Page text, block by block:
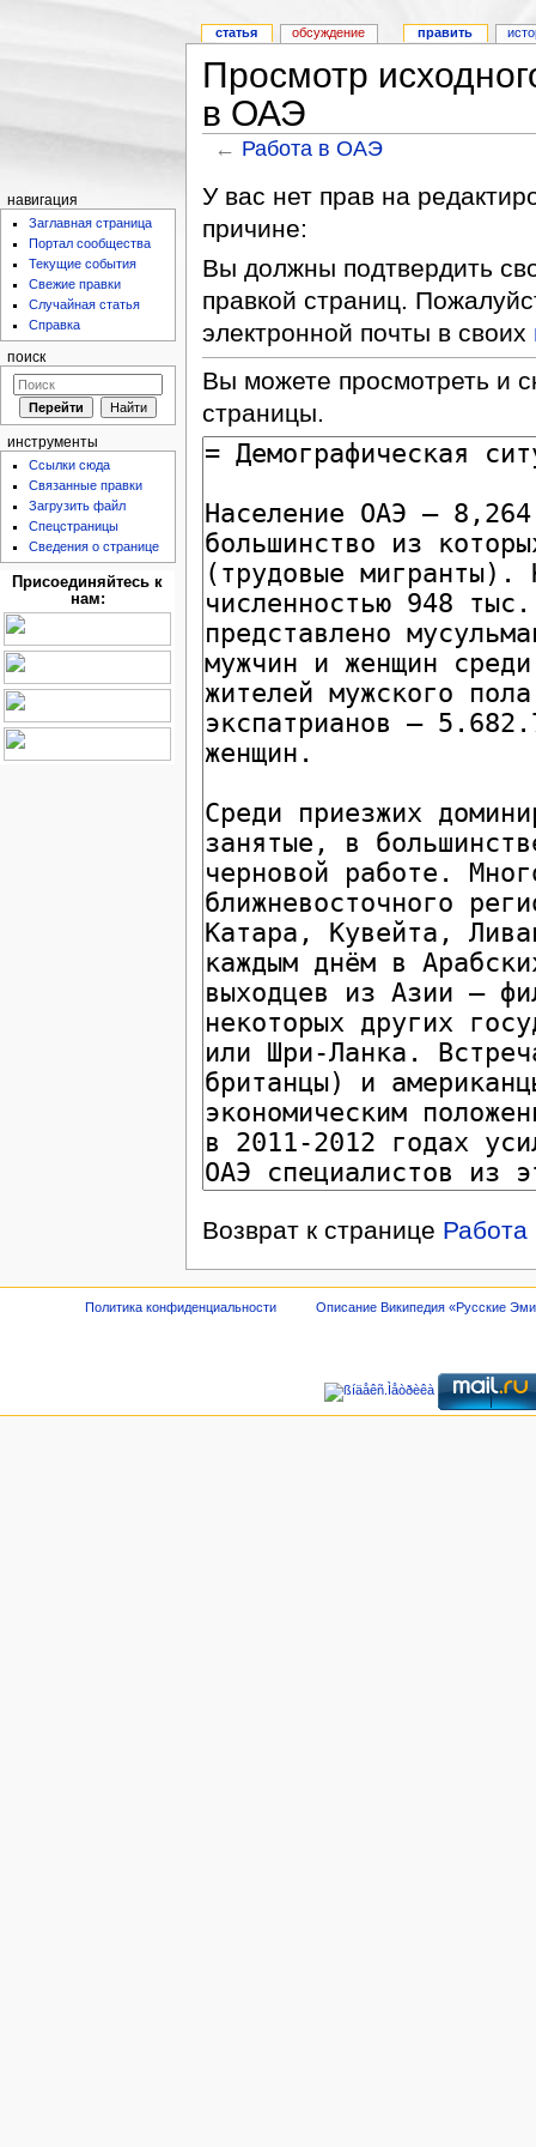
Просмотр
в ОАЭ
← Работа в ОАЭ
У вас нет прав на
причине:
Вы должны подтвердить
правкой страниц.
электронной почты в своих
Вы можете просмотреть и
страницы.
Возврат к странице
статья обсуждение править
навигация
Заглавная страница
Портал сообщества
Текущие события
Свежие правки
Случайная статья
Справка
поиск
инструменты
Ссылки сюда
Связанные правки
Загрузить файл
Спецстраницы
Сведения о странице
Присоединяйтесь к
нам:
Политика конфиденциальности Описание Википедия «Русские